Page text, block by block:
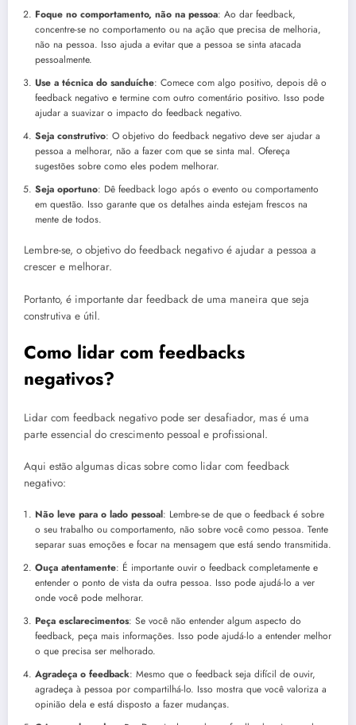
Foque no comportamento, não na pessoa: Ao dar feedback,
concentre-se no comportamento ou na ação que precisa de melhoria,
não na pessoa. Isso ajuda a evitar que a pessoa se sinta atacada
pessoalmente.
Use a técnica do sanduíche: Comece com algo positivo, depois dê o
feedback negativo e termine com outro comentário positivo. Isso pode
ajudar a suavizar o impacto do feedback negativo.
Seja construtivo: O objetivo do feedback negativo deve ser ajudar a
pessoa a melhorar, não a fazer com que se sinta mal. Ofereça
sugestões sobre como eles podem melhorar.
Seja oportuno: Dê feedback logo após o evento ou comportamento
em questão. Isso garante que os detalhes ainda estejam frescos na
mente de todos.
Lembre-se, o objetivo do feedback negativo é ajudar a pessoa a
crescer e melhorar.
Portanto, é importante dar feedback de uma maneira que seja
construtiva e útil.
Como lidar com feedbacks
negativos?
Lidar com feedback negativo pode ser desafiador, mas é uma
parte essencial do crescimento pessoal e profissional.
Aqui estão algumas dicas sobre como lidar com feedback
negativo:
Não leve para o lado pessoal: Lembre-se de que o feedback é sobre
o seu trabalho ou comportamento, não sobre você como pessoa. Tente
separar suas emoções e focar na mensagem que está sendo transmitida.
Ouça atentamente: É importante ouvir o feedback completamente e
entender o ponto de vista da outra pessoa. Isso pode ajudá-lo a ver
onde você pode melhorar.
Peça esclarecimentos: Se você não entender algum aspecto do
feedback, peça mais informações. Isso pode ajudá-lo a entender melhor
o que precisa ser melhorado.
Agradeça o feedback: Mesmo que o feedback seja difícil de ouvir,
agradeça à pessoa por compartilhá-lo. Isso mostra que você valoriza a
opinião dela e está disposto a fazer mudanças.